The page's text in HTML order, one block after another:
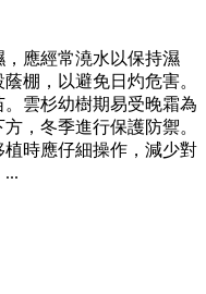
應經常澆水以保持濕
棚，以避免日灼危害。
雲杉幼樹期易受晚霜為
，冬季進行保護防禦。
時應仔細操作，減少對
...